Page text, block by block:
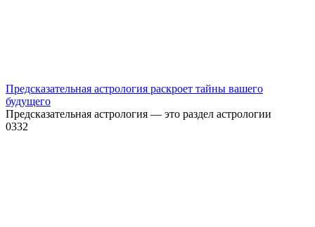
Предсказательная астрология раскроет тайны вашего
будущего
Предсказательная астрология — это раздел астрологии
0332